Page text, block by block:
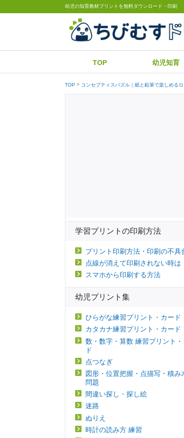
幼児の知育教材プリントを無料ダウンロード・印刷
TOP 幼児知育
TOP コンセプティスパズル｜紙と鉛筆で楽しめる
学習プリントの印刷方法
プリント印刷方法・印刷の不具
点線が消えて印刷されない時は
スマホから印刷する方法
幼児プリント集
ひらがな練習プリント・カード
カタカナ練習プリント・カード
数・数字・算数 練習プリント
ド
点つなぎ
図形・位置把握・点描写・積み
問題
間違い探し・探し絵
迷路
ぬりえ
時計の読み方 練習